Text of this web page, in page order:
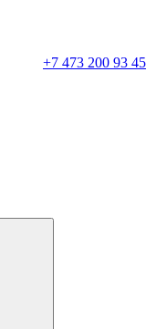
+7 473 200 93 45